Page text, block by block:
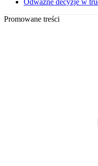
Odważne decyzje w
Promowane treści